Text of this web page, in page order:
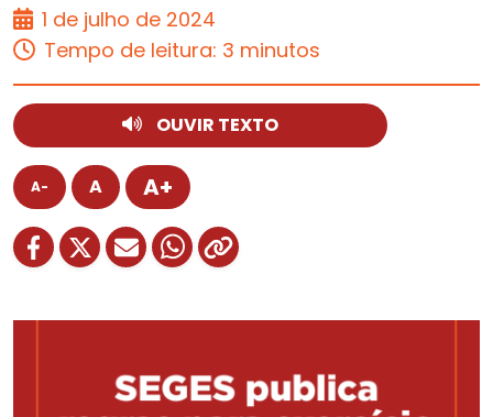
1 de julho de 2024
Tempo de leitura: 3 minutos
OUVIR TEXTO
A- A A+